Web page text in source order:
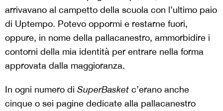
arrivavano al campetto della scuola con l’ultimo paio
di Uptempo. Potevo oppormi e restarne fuori,
oppure, in nome della pallacanestro, ammorbidire i
contorni della mia identità per entrare nella forma
approvata dalla maggioranza.
In ogni numero di SuperBasket c’erano anche
cinque o sei pagine dedicate alla pallacanestro